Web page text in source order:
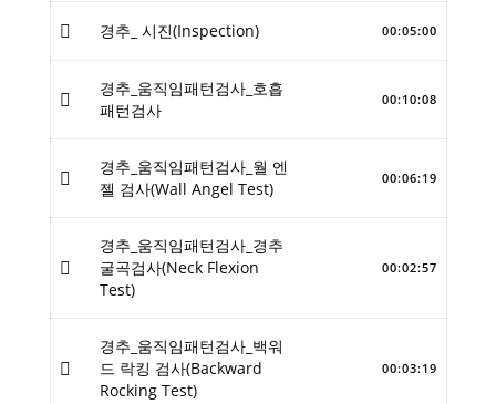
경추_ 시진(Inspection) 00:05:00
경추_움직임패턴검사_호흡
패턴검사
00:10:08
경추_움직임패턴검사_월 엔
젤 검사(Wall Angel Test)
00:06:19
경추_움직임패턴검사_경추
굴곡검사(Neck Flexion
Test)
00:02:57
경추_움직임패턴검사_백워
드 락킹 검사(Backward
Rocking Test)
00:03:19